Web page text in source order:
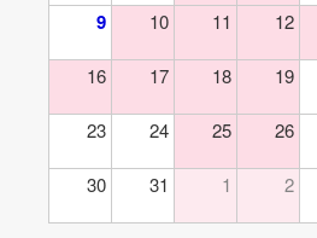
9 10 11 12
16 17 18 19
23 24 25 26
30 31 1 2